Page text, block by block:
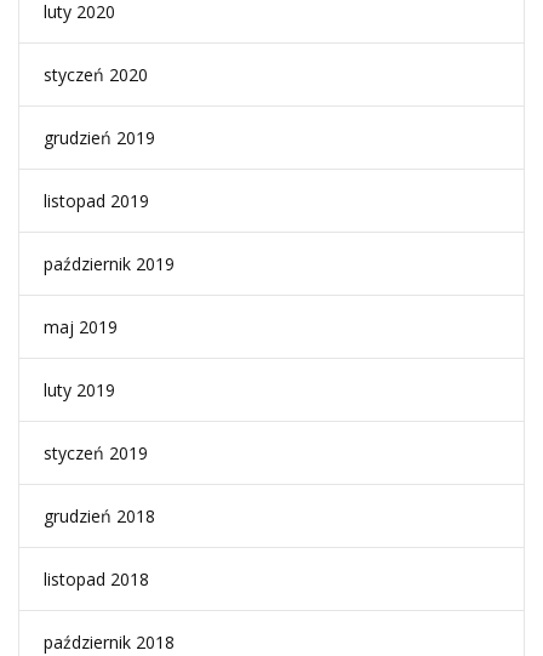
luty 2020
styczeń 2020
grudzień 2019
listopad 2019
październik 2019
maj 2019
luty 2019
styczeń 2019
grudzień 2018
listopad 2018
październik 2018